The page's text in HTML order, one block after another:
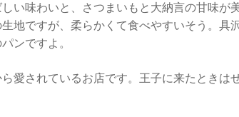
しい味わいと、さつまいもと大納言の甘味が
生地ですが、柔らかくて食べやすいそう。具
ンですよ。
愛されているお店です。王子に来たときは